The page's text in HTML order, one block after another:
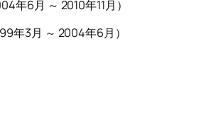
年6月 ～ 2010年11月）
年3月 ～ 2004年6月）